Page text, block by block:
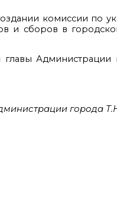
комиссии по
и сборов в
главы Администрации
города